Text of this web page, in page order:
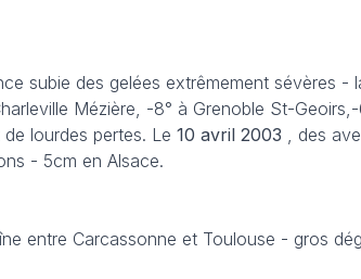
subie des gelées extrêmement sévères -
Mézière, -8° à Grenoble St-
lourdes pertes. Le 10 avril 2003 , des
- 5cm en Alsace.
entre Carcassonne et Toulouse - gros